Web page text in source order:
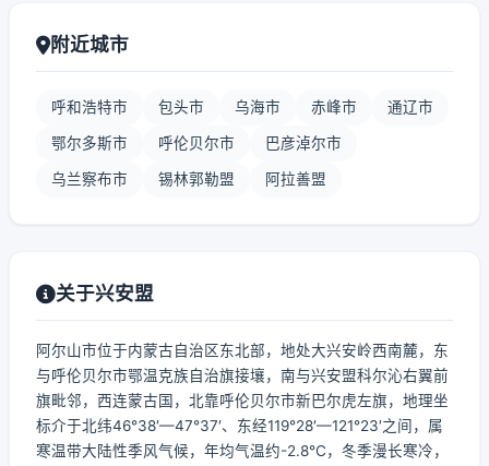
附近城市
呼和浩特市 包头市 乌海市 赤峰市 通辽市
鄂尔多斯市 呼伦贝尔市 巴彦淖尔市
乌兰察布市 锡林郭勒盟 阿拉善盟
关于兴安盟
阿尔山市位于内蒙古自治区东北部，地处大兴安岭西南麓，东
与呼伦贝尔市鄂温克族自治旗接壤，南与兴安盟科尔沁右翼前
旗毗邻，西连蒙古国，北靠呼伦贝尔市新巴尔虎左旗，地理坐
标介于北纬46°38′—47°37′、东经119°28′—121°23′之间，属
寒温带大陆性季风气候，年均气温约-2.8℃，冬季漫长寒冷，